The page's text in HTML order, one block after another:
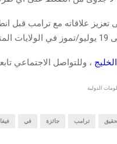
تعزيز علاقاته مع ترامب قبل
، وللتواصل الاجتماعي
الدولية
ترامب جائزة في فيفا